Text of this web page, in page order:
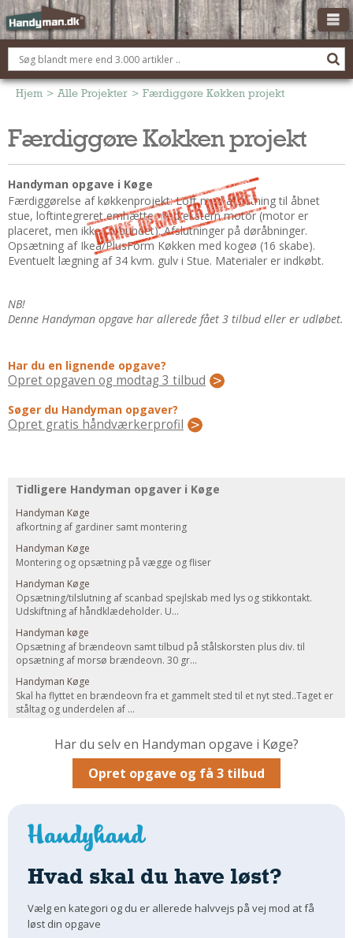
OM HANDYMAN.DK
FÅ 3 TILBUD
BOLIG KØBERÅDGIVNING
Montage Og Nybyg
Reparation Og Vedligehold
Alt Om Køkkenet
Om Materialer
Udskiftning Og Montage
Tips Og Tests
Reparation Og Vedligehold
Varme Og Energi
MALER
Indendørs
Udendørs
Kan Det Males?
MURER
Nybygning
Reparationer
Om Værktøj
HANDYMAN
Tips Og Tricks
Andet
Hjem > Alle Projekter > Færdiggøre Køkken projekt
Færdiggøre Køkken projekt
Handyman opgave i Køge
Færdiggørelse af køkkenprojekt: Loft med afslutning til åbnet
stue, loftintegreret emhætte med ekstern motor (motor er
placeret, men ikke forbundet). Afslutninger på døråbninger.
Opsætning af Ikea/PlusForm Køkken med kogeø (16 skabe).
Eventuelt lægning af 34 kvm. gulv i Stue. Materialer er indkøbt.
NB!
Denne Handyman opgave har allerede fået 3 tilbud eller er udløbet.
Har du en lignende opgave?
Opret opgaven og modtag 3 tilbud
Søger du Handyman opgaver?
Opret gratis håndværkerprofil
Tidligere Handyman opgaver i Køge
Handyman Køge
afkortning af gardiner samt montering
Handyman Køge
Montering og opsætning på vægge og fliser
Handyman Køge
Opsætning/tilslutning af scanbad spejlskab med lys og stikkontakt.
Udskiftning af håndklædeholder. U...
Handyman køge
Opsætning af brændeovn samt tilbud på stålskorsten plus div. til
opsætning af morsø brændeovn. 30 gr...
Handyman Køge
Skal ha flyttet en brændeovn fra et gammelt sted til et nyt sted..Taget er
ståltag og underdelen af ...
Har du selv en Handyman opgave i Køge?
Opret opgave og få 3 tilbud
Hvad skal du have løst?
Vælg en kategori og du er allerede halvvejs på vej mod at få
løst din opgave